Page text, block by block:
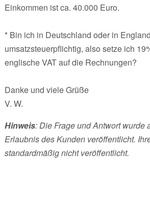
Einkommen ist ca. 40.000 Euro.
* Bin ich in Deutschland oder in England
umsatzsteuerpflichtig, also setze ich
englische VAT auf die Rechnungen?
Danke und viele Grüße
V. W.
Hinweis: Die Frage und Antwort wurde
Erlaubnis des Kunden veröffentlicht.
standardmäßig nicht veröffentlicht.